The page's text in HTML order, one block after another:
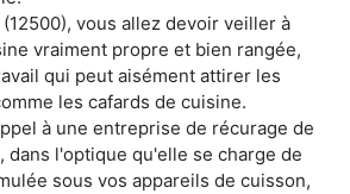
vous allez devoir veiller à
vraiment propre et bien rangée,
qui peut aisément attirer les
les cafards de cuisine.
à une entreprise de récurage de
dans l'optique qu'elle se charge de
sous vos appareils de cuisson,